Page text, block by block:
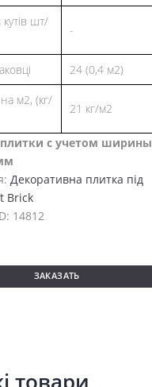
шт/
-
24 (0,4 м2)
м2, (кг/
21 кг/м2
с учетом ширины
Декоративна плитка під
Brick
14812
ЗАКАЗАТЬ